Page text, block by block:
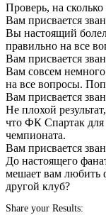
Проверь, на
Вам присвается
Вы настоящий
правильно на все
Вам присвается
Вам совсем
на все вопросы.
Вам присвается
Не плохой
что ФК Спартак для
чемпионата.
Вам присвается
До настоящего
мешает вам любить
другой клуб?
Share your Results: